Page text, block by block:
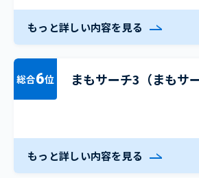
もっと詳しい内容を見る
総合6位 まもサーチ3（まもサ
もっと詳しい内容を見る